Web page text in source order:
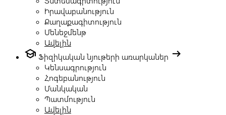
Իրավաբանություն
Քաղաքագիտություն
Մենեջմենթ
Ավելին
school Ֆիզիկական նյութերի առարկաներ arrow_right_alt
Կենսագրություն
Հոգեբանություն
Մանկական
Պատմություն
Ավելին